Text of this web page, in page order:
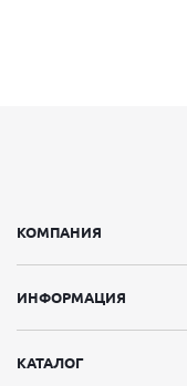
КОМПАНИЯ
ИНФОРМАЦИЯ
КАТАЛОГ